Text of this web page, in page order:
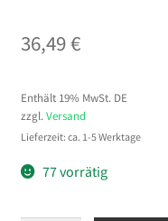
36,49€
Enthält 19% MwSt. DE
zzgl. Versand
Lieferzeit: ca. 1-5 Werktage
77 vorrätig